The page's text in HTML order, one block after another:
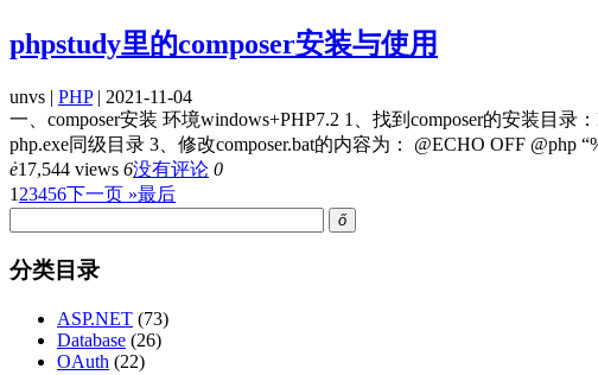
phpstudy里的composer安装与使用
unvs | PHP| 2021-11-04
一、composer安装 环境windows+PHP7.2 1、找到composer的安装目录
php.exe同级目录 3、修改composer.bat的内容为： @ECHO OFF @php
ė17,544 views 6没有评论 0
1 23456下一页 »最后
ő
分类目录
ASP.NET (73)
Database (26)
OAuth (22)